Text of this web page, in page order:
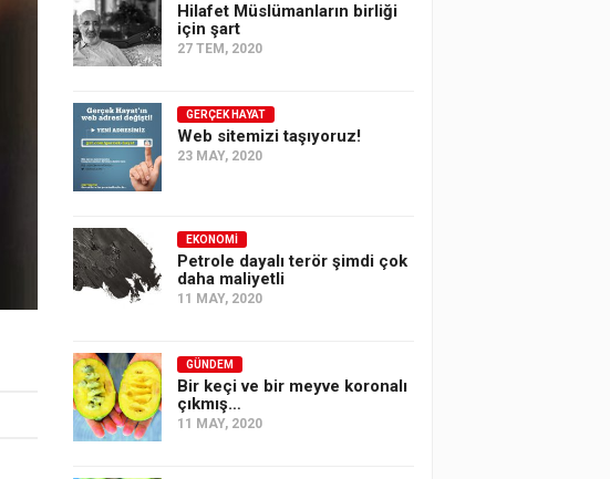
Hilafet Müslümanların birliği
için şart
27 TEM, 2020
GERÇEK HAYAT
Web sitemizi taşıyoruz!
23 MAY, 2020
EKONOMI
Petrole dayalı terör şimdi çok
daha maliyetli
11 MAY, 2020
GÜNDEM
Bir keçi ve bir meyve koronalı
çıkmış…
11 MAY, 2020